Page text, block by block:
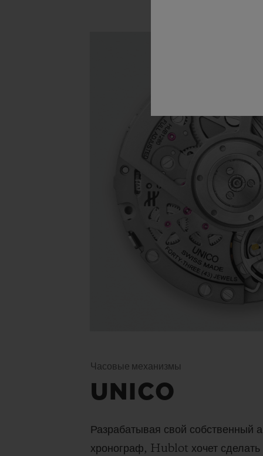
Часовые механизмы
UNICO
Разрабатывая свой собственный
хронограф, Hublot хочет сделать